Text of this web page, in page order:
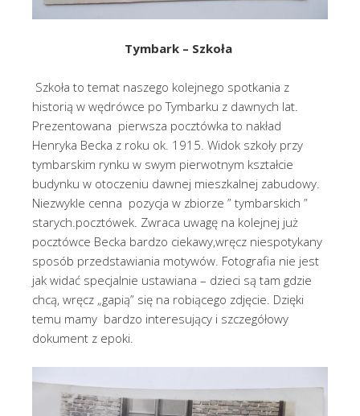
Tymbark – Szkoła
Szkoła to temat naszego kolejnego spotkania z
historią w wędrówce po Tymbarku z dawnych lat.
Prezentowana pierwsza pocztówka to nakład
Henryka Becka z roku ok. 1915. Widok szkoły przy
tymbarskim rynku w swym pierwotnym kształcie
budynku w otoczeniu dawnej mieszkalnej zabudowy.
Niezwykle cenna pozycja w zbiorze ” tymbarskich ”
starych.pocztówek. Zwraca uwagę na kolejnej już
pocztówce Becka bardzo ciekawy,wręcz niespotykany
sposób przedstawiania motywów. Fotografia nie jest
jak widać specjalnie ustawiana – dzieci są tam gdzie
chcą, wręcz „gapią” się na robiącego zdjęcie. Dzięki
temu mamy bardzo interesujący i szczegółowy
dokument z epoki.